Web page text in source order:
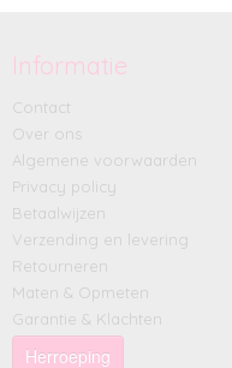
Informatie
Contact
Over ons
Algemene voorwaarden
Privacy policy
Betaalwijzen
Verzending en levering
Retourneren
Maten & Opmeten
Garantie & Klachten
Herroeping